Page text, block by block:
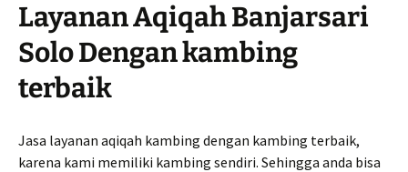
Layanan Aqiqah Banjarsari
Solo Dengan kambing
terbaik
Jasa layanan aqiqah kambing dengan kambing terbaik,
karena kami memiliki kambing sendiri. Sehingga anda bisa